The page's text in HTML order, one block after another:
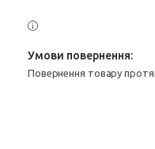
повернення товару